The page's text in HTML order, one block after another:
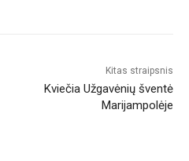
Kitas straipsnis
Kviečia Užgavėnių šventė
Marijampolėje